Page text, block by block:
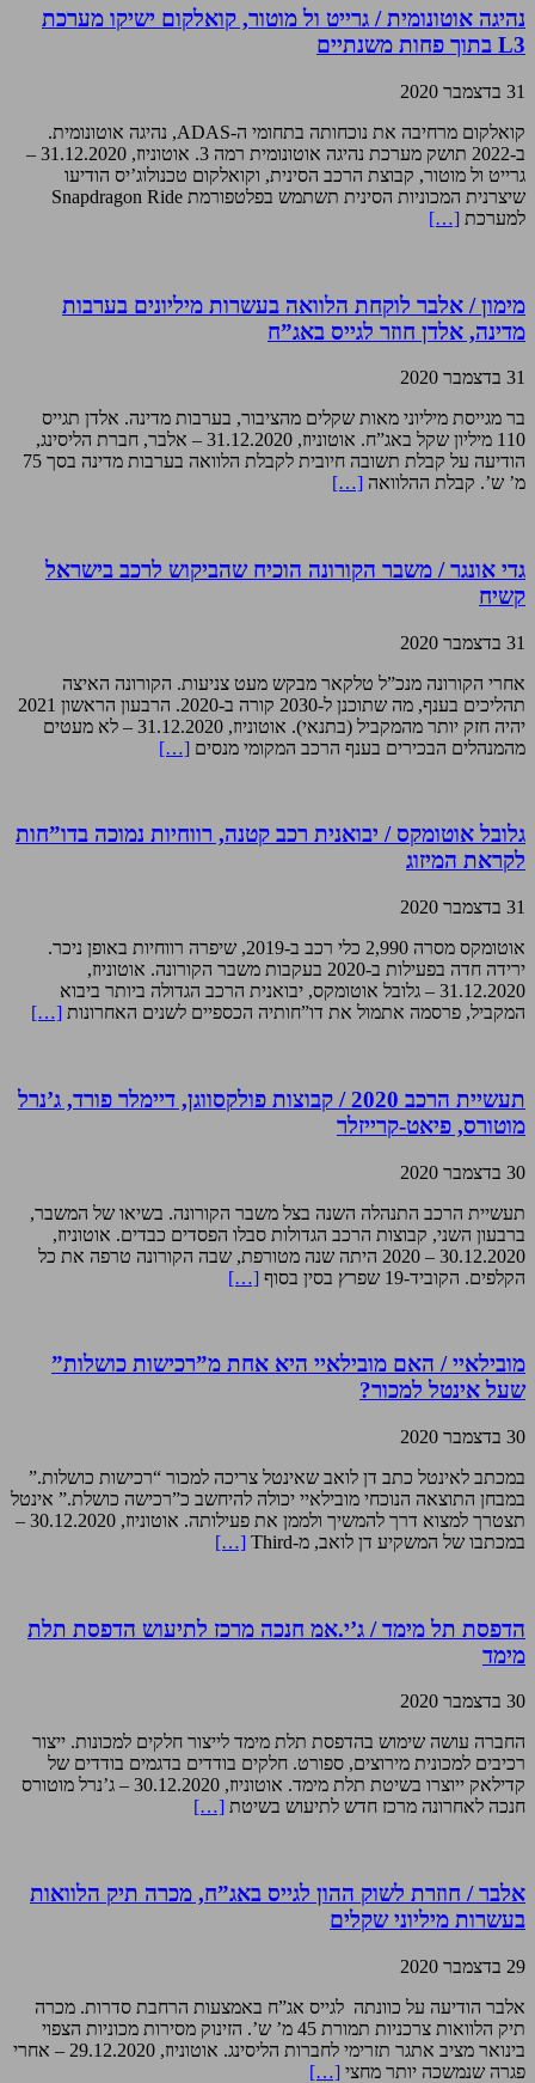
נהיגה אוטונומית / גרייט ול מוטור, קואלקום ישיקו מערכת
L3 בתוך פחות משנתיים
31 בדצמבר 2020
קואלקום מרחיבה את נוכחותה בתחומי ה-ADAS, נהיגה אוטונומית.
ב-2022 תושק מערכת נהיגה אוטונומית רמה 3. אוטוניוז, 31.12.2020 –
גרייט ול מוטור, קבוצת הרכב הסינית, וקואלקום טכנולוג’יס הודיעו
שיצרנית המכוניות הסינית תשתמש בפלטפורמת Snapdragon Ride
למערכת […]
מימון / אלבר לוקחת הלוואה בעשרות מיליונים בערבות
מדינה, אלדן חוזר לגייס באג”ח
31 בדצמבר 2020
בר מגייסת מיליוני מאות שקלים מהציבור, בערבות מדינה. אלדן תגייס
110 מיליון שקל באג”ח. אוטוניוז, 31.12.2020 – אלבר, חברת הליסינג,
הודיעה על קבלת תשובה חיובית לקבלת הלוואה בערבות מדינה בסך 75
מ’ ש’. קבלת ההלוואה […]
גדי אונגר / משבר הקורונה הוכיח שהביקוש לרכב בישראל
קשיח
31 בדצמבר 2020
אחרי הקורונה מנכ”ל טלקאר מבקש מעט צניעות. הקורונה האיצה
תהליכים בענף, מה שתוכנן ל-2030 קורה ב-2020. הרבעון הראשון 2021
יהיה חזק יותר מהמקביל (בתנאי). אוטוניוז, 31.12.2020 – לא מעטים
מהמנהלים הבכירים בענף הרכב המקומי מנסים […]
גלובל אוטומקס / יבואנית רכב קטנה, רווחיות נמוכה בדו”חות
לקראת המיזוג
31 בדצמבר 2020
אוטומקס מסרה 2,990 כלי רכב ב-2019, שיפרה רווחיות באופן ניכר.
ירידה חדה בפעילות ב-2020 בעקבות משבר הקורונה. אוטוניוז,
31.12.2020 – גלובל אוטומקס, יבואנית הרכב הגדולה ביותר ביבוא
המקביל, פרסמה אתמול את דו”חותיה הכספיים לשנים האחרונות […]
תעשיית הרכב 2020 / קבוצות פולקסווגן, דיימלר פורד, ג’נרל
מוטורס, פיאט-קרייזלר
30 בדצמבר 2020
תעשיית הרכב התנהלה השנה בצל משבר הקורונה. בשיאו של המשבר,
ברבעון השני, קבוצות הרכב הגדולות סבלו הפסדים כבדים. אוטוניוז,
30.12.2020 – 2020 היתה שנה מטורפת, שבה הקורונה טרפה את כל
הקלפים. הקוביד-19 שפרץ בסין בסוף
[…]
מובילאיי / האם מובילאיי היא אחת מ”רכישות כושלות”
שעל אינטל למכור?
30 בדצמבר 2020
במכתב לאינטל כתב דן לואב שאינטל צריכה למכור “רכישות כושלות.”
במבחן התוצאה הנוכחי מובילאיי יכולה להיחשב כ”רכישה כושלת.” אינטל
תצטרך למצוא דרך להמשיך ולממן את פעילותה. אוטוניוז, 30.12.2020 –
במכתבו של המשקיע דן לואב, מ-Third
[…]
הדפסת תל מימד / ג’י.אמ חנכה מרכז לתיעוש הדפסת תלת
מימד
30 בדצמבר 2020
החברה עושה שימוש בהדפסת תלת מימד לייצור חלקים למכונות. ייצור
רכיבים למכונית מירוצים, ספורט. חלקים בודדים בדגמים בודדים של
קדילאק ייוצרו בשיטת תלת מימד. אוטוניוז, 30.12.2020 – ג’נרל מוטורס
חנכה לאחרונה מרכז חדש לתיעוש בשיטת […]
אלבר / חוזרת לשוק ההון לגייס באג”ח, מכרה תיק הלוואות
בעשרות מיליוני שקלים
29 בדצמבר 2020
אלבר הודיעה על כוונתה לגייס אג”ח באמצעות הרחבת סדרות. מכרה
תיק הלוואות צרכניות תמורת 45 מ’ ש’. הזינוק מסירות מכוניות הצפוי
בינואר מציב אתגר תזרימי לחברות הליסינג. אוטוניוז, 29.12.2020 – אחרי
פגרה שנמשכה יותר מחצי […]